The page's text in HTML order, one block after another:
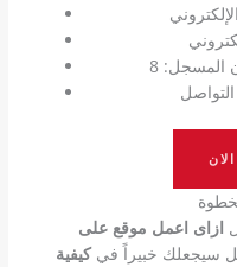
ازاى اعمل موقع على
سيجعلك خبيراً فيكيفية